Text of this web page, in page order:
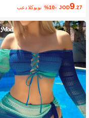
JOD9.27
%10- بعد الكوبون